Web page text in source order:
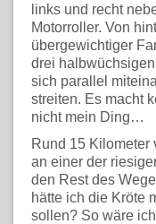
links und recht
Motorroller. Von
übergewichtiger
drei
sich parallel
streiten. Es macht
nicht mein Ding…
Rund 15 Kilometer
an einer der
den Rest des
hätte ich die Kröte
sollen? So wäre